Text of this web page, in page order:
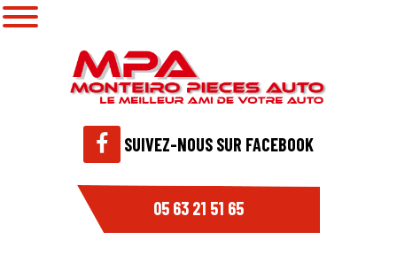
SUIVEZ-NOUS SUR FACEBOOK
05 63 21 51 65